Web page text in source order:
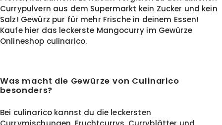
Currypulvern aus dem Supermarkt kein Zucker und kein
Salz! Gewürz pur für mehr Frische in deinem Essen!
Kaufe hier das leckerste Mangocurry im Gewürze
Onlineshop culinarico.
Was macht die Gewürze von Culinarico
besonders?
Bei culinarico kannst du die leckersten